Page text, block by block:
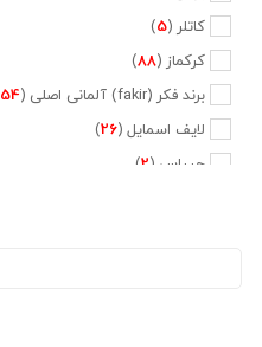
کاتلر (5
)
کرکماز (88
)
برند فکر (fakir) آلمانی اصلی (
54
لایف اسمایل (26
)
جیپاس (2
)